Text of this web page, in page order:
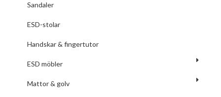
Sandaler
ESD-stolar
Handskar & fingertutor
ESD möbler
Mattor & golv